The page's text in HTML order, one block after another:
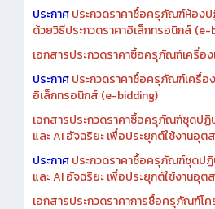
เอกสารประกวดราคาการซื้อครุภัณฑ์
ประกาศ ประกวดราคาซื้อครุภัณฑ์ห้อง
ด้วยวิธีประกวดราคาอิเล็กทรอนิกส์ (e-
เอกสารประกวดราคาซื้อครุภัณฑ์เครื่
ประกาศประกวดราคาซื้อครุภัณฑ์เครื่อ
อิเล็กทรอนิกส์ (e-bidding)
เอกสารประกวดราคาซื้อครุภัณฑ์ชุดป
และ AI อัจฉริยะ เพื่อประยุกต์ใช้งานอุ
ประกาศประกวดราคาซื้อครุภัณฑ์ชุดป
และ AI อัจฉริยะ เพื่อประยุกต์ใช้งานอุ